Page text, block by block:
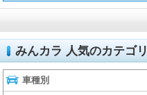
みんカラ 人気のカテゴリ
車種別